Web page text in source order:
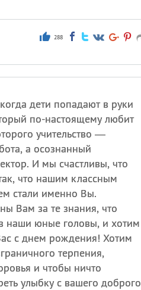
288
дети попадают в руки
по-настоящему любит
учительство —
а осознанный
И мы счастливы, что
что нашим классным
стали именно Вы.
Вам за те знания, что
наши юные головы, и хотим
с днем рождения! Хотим
терпения,
и чтобы ничто
улыбку с вашего доброго